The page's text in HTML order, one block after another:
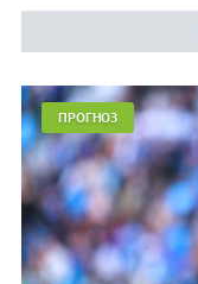
ПРОГНОЗ